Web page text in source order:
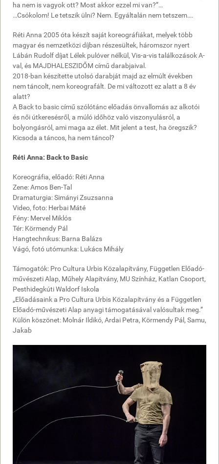
ha nem is vagyok ott? Most akkor ezzel mi van?”…
…Csókolom! Le tetszik ülni? Nem. Egyáltalán nem tetszem….
Réti Anna 2005 óta készít saját koreográfiákat, melyek több
magyar és nemzetközi díjban részesültek, háromszor nyert
Lábán Rudolf díjat Lélek pulóver nélkül, Vis-a-vis találkozások A-
val, és MAJDHALESZIDŐM című darabjaival.
2018-ban készítette utolsó darabját majd az elmúlt években
nem táncolt, nem koreografált. De mi változott ez alatt a 8 év
alatt?
A Back to basic című szólótánc előadás önvallomás az alkotói
és női útkeresésről, a múló időhöz való viszonyulásról, a
bolyongásról, ami maga az élet. Mit jelent a test, ha öregszik?
Kicsoda a táncos, ha nem táncol?
Réti Anna: Back to Basic
Koreográfia, előadó: Réti Anna
Zene: Amos Ben-Tal
Dramaturgia: Simányi Zsuzsanna
Video, foto: Herbai Máté
Fény: Mervel Miklós
Tér: Körmendy Pál
Hangtechnikus: Barna Balázs
Vágó, fotó utómunka: Lukács Mihály
Támogatók: Pro Cultura Urbis Közalapítvány, Független Előadó-
művészeti Alap, Műhely Alapítvány, MU Színház, Katlan Csoport,
Pesthidegkúti Waldorf Iskola
„Előadásaink a Pro Cultura Urbis Közalapítvány és a Független
Előadó-művészeti Alap anyagi támogatásával valósultak meg.”
Külön köszönet: Molnár Ildikó, Ardai Petra, Körmendy Pál, Samu,
Jakab